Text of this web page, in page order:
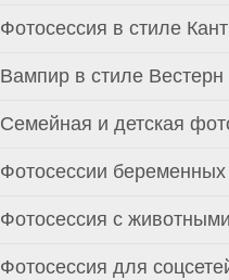
Фотосессия в стиле
Вампир в стиле Вестерн
Семейная и детская
Фотосессии
Фотосессия с
Фотосессия для